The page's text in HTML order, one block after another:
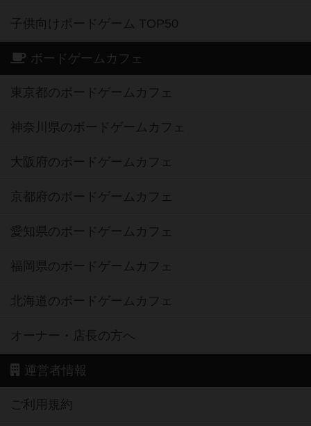
子供向けボードゲーム TOP50
ボードゲームカフェ
東京都のボードゲームカフェ
神奈川県のボードゲームカフェ
大阪府のボードゲームカフェ
京都府のボードゲームカフェ
愛知県のボードゲームカフェ
福岡県のボードゲームカフェ
北海道のボードゲームカフェ
オーナー・店長の方へ
運営者情報
ご利用規約